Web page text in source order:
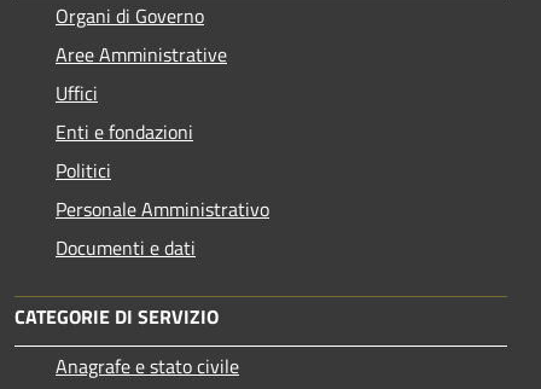
Organi di Governo
Aree Amministrative
Uffici
Enti e fondazioni
Politici
Personale Amministrativo
Documenti e dati
CATEGORIE DI SERVIZIO
Anagrafe e stato civile